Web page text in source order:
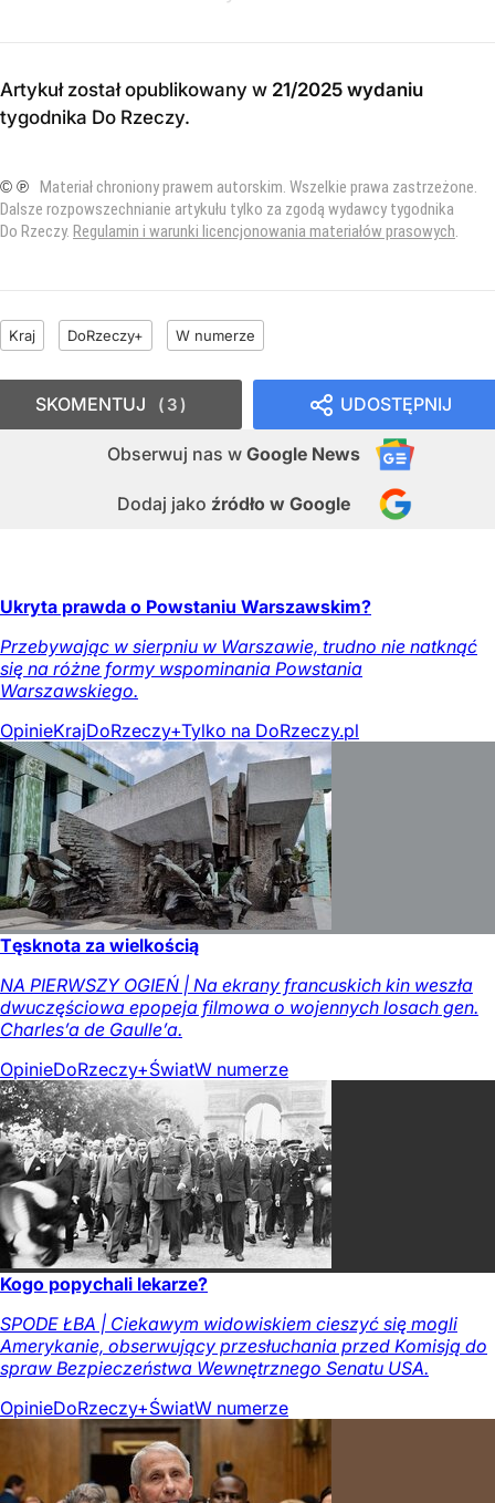
Artykuł został opublikowany w 21/2025 wydaniu
tygodnika Do Rzeczy.
© ℗ Materiał chroniony prawem autorskim. Wszelkie prawa zastrzeżone.
Dalsze rozpowszechnianie artykułu tylko za zgodą wydawcy tygodnika
Do Rzeczy. Regulamin i warunki licencjonowania materiałów prasowych.
Kraj DoRzeczy+ W numerze
UDOSTĘPNIJ
Obserwuj nas w Google News
Dodaj jako źródło w Google
SKOMENTUJ 3
Ukryta prawda o Powstaniu Warszawskim?
Przebywając w sierpniu w Warszawie, trudno nie natknąć
się na różne formy wspominania Powstania
Warszawskiego.
OpinieKrajDoRzeczy+Tylko na DoRzeczy.pl
Tęsknota za wielkością
NA PIERWSZY OGIEŃ | Na ekrany francuskich kin weszła
dwuczęściowa epopeja filmowa o wojennych losach gen.
Charles’a de Gaulle’a.
OpinieDoRzeczy+ŚwiatW numerze
Kogo popychali lekarze?
SPODE ŁBA | Ciekawym widowiskiem cieszyć się mogli
Amerykanie, obserwujący przesłuchania przed Komisją do
spraw Bezpieczeństwa Wewnętrznego Senatu USA.
OpinieDoRzeczy+ŚwiatW numerze